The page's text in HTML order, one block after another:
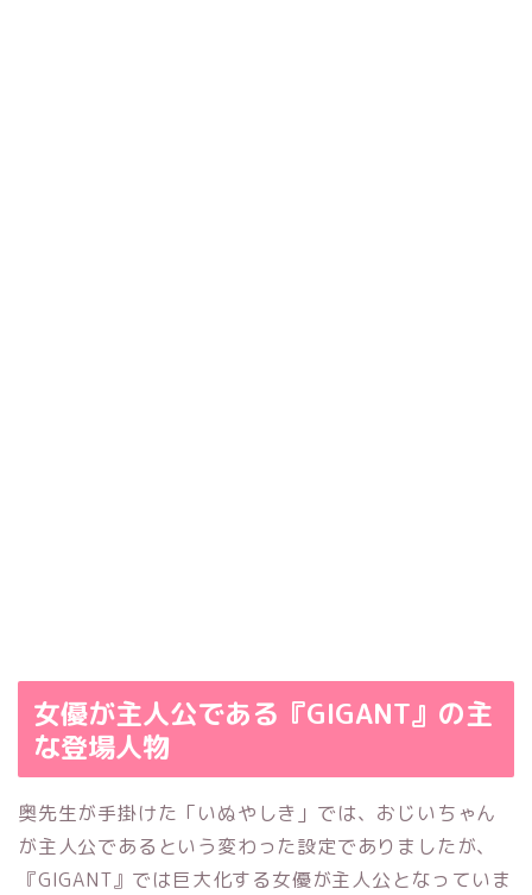
女優が主人公である『GIGANT』の主
な登場人物
奥先生が手掛けた「いぬやしき」では、おじいちゃん
が主人公であるという変わった設定でありましたが、
『GIGANT』では巨大化する女優が主人公となっていま